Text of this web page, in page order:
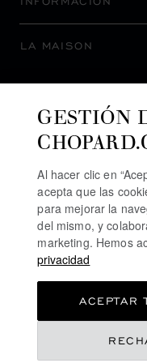
LA MAISON
SUSCRIBIRSE AL
POLÍTICA DE COOKIES
GESTIÓN
Al hacer clic en
acepta que las
para mejorar la
del mismo, y
marketing. Hemos
privacidad
ACEPTAR